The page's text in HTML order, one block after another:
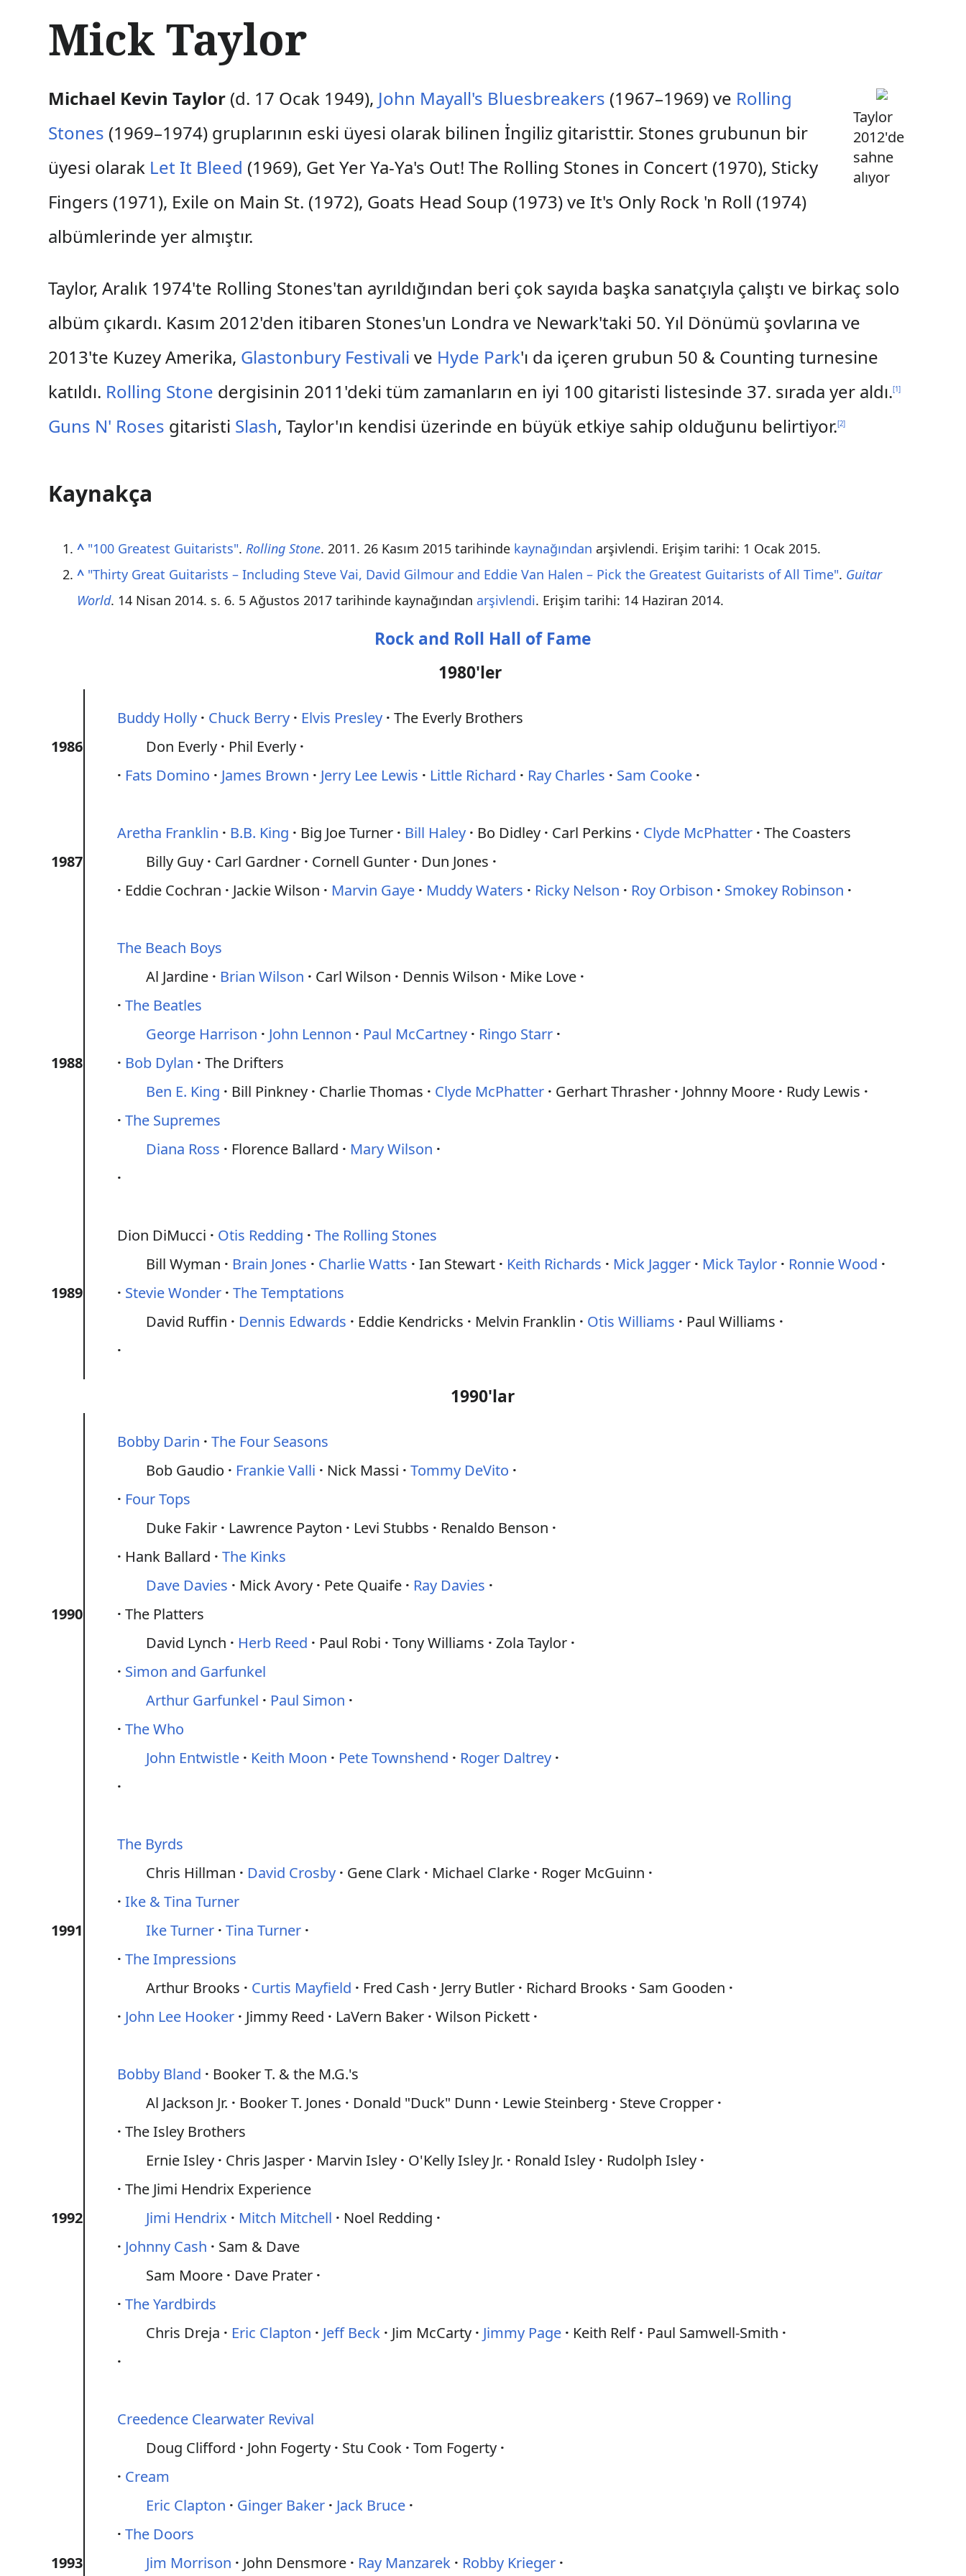
ç
r
e
t
a
Mick Taylor
Taylor
2012'de
sahne
alıyor
Michael Kevin Taylor (d. 17 Ocak 1949), John Mayall's Bluesbreakers (1967–1969) ve Rolling
Stones (1969–1974) gruplarının eski üyesi olarak bilinen İngiliz gitaristtir. Stones grubunun bir
üyesi olarak Let It Bleed (1969), Get Yer Ya-Ya's Out! The Rolling Stones in Concert (1970), Sticky
Fingers (1971), Exile on Main St. (1972), Goats Head Soup (1973) ve It's Only Rock 'n Roll (1974)
albümlerinde yer almıştır.
Taylor, Aralık 1974'te Rolling Stones'tan ayrıldığından beri çok sayıda başka sanatçıyla çalıştı ve birkaç solo
albüm çıkardı. Kasım 2012'den itibaren Stones'un Londra ve Newark'taki 50. Yıl Dönümü şovlarına ve
2013'te Kuzey Amerika, Glastonbury Festivali ve Hyde Park'ı da içeren grubun 50 & Counting turnesine
katıldı. Rolling Stone dergisinin 2011'deki tüm zamanların en iyi 100 gitaristi listesinde 37. sırada yer aldı.[1]
Guns N' Roses gitaristi Slash, Taylor'ın kendisi üzerinde en büyük etkiye sahip olduğunu belirtiyor.[2]
Kaynakça
^ "100 Greatest Guitarists".Rolling Stone. 2011. 26 Kasım 2015 tarihinde kaynağından arşivlendi. Erişim tarihi: 1 Ocak 2015.
^ "Thirty Great Guitarists – Including Steve Vai, David Gilmour and Eddie Van Halen – Pick the Greatest Guitarists of All Time". Guitar
World. 14 Nisan 2014. s. 6. 5 Ağustos 2017 tarihinde kaynağından arşivlendi. Erişim tarihi: 14 Haziran 2014.
Rock and Roll Hall of Fame
1980'ler
1986
Buddy Holly Chuck Berry Elvis Presley The Everly Brothers
Don Everly
Phil Everly
Fats Domino
James Brown Jerry Lee Lewis Little Richard Ray Charles Sam Cooke
1987
Aretha Franklin B.B. King Big Joe Turner Bill Haley Bo Didley Carl Perkins Clyde McPhatter The Coasters
Billy Guy
Carl Gardner Cornell Gunter
Dun Jones
Eddie Cochran
Jackie Wilson Marvin Gaye Muddy Waters Ricky Nelson Roy Orbison Smokey Robinson
1988
The Beach Boys
Al Jardine
Brian Wilson Carl Wilson Dennis Wilson
Mike Love
The Beatles
George Harrison
John Lennon Paul McCartney
Ringo Starr
Bob Dylan
The Drifters
Ben E. King
Bill Pinkney Charlie Thomas Clyde McPhatter Gerhart Thrasher Johnny Moore
Rudy Lewis
The Supremes
Diana Ross
Florence Ballard Mary Wilson
1989
Dion DiMucci Otis Redding
The Rolling Stones
Bill Wyman
Brain Jones Charlie Watts Ian Stewart Keith Richards Mick Jagger Mick Taylor
Ronnie Wood
Stevie Wonder The Temptations
David Ruffin
Dennis Edwards Eddie Kendricks Melvin Franklin Otis Williams Paul Williams
1990'lar
1990
Bobby Darin
The Four Seasons
Bob Gaudio
Frankie Valli Nick Massi
Tommy DeVito
Four Tops
Duke Fakir
Lawrence Payton Levi Stubbs
Renaldo Benson
Hank Ballard
The Kinks
Dave Davies
Mick Avory Pete Quaife
Ray Davies
The Platters
David Lynch
Herb Reed Paul Robi Tony Williams
Zola Taylor
Simon and Garfunkel
Arthur Garfunkel
Paul Simon
The Who
John Entwistle
Keith Moon Pete Townshend Roger Daltrey
1991
The Byrds
Chris Hillman
David Crosby Gene Clark Michael Clarke
Roger McGuinn
Ike & Tina Turner
Ike Turner Tina Turner
The Impressions
Arthur Brooks
Curtis Mayfield Fred Cash Jerry Butler Richard Brooks
Sam Gooden
John Lee Hooker
Jimmy Reed LaVern Baker Wilson Pickett
1992
Bobby Bland
Booker T. & the M.G.'s
Al Jackson Jr.
Booker T. Jones Donald "Duck" Dunn Lewie Steinberg
Steve Cropper
The Isley Brothers
Ernie Isley
Chris Jasper Marvin Isley O'Kelly Isley Jr. Ronald Isley
Rudolph Isley
The Jimi Hendrix Experience
Jimi Hendrix
Mitch Mitchell
Noel Redding
Johnny Cash
Sam & Dave
Sam Moore
Dave Prater
The Yardbirds
Chris Dreja
Eric Clapton Jeff Beck Jim McCarty Jimmy Page Keith Relf Paul Samwell-Smith
1993
Creedence Clearwater Revival
Doug Clifford
John Fogerty Stu Cook Tom Fogerty
Cream
Eric Clapton
Ginger Baker
Jack Bruce
The Doors
Jim Morrison
John Densmore Ray Manzarek Robby Krieger